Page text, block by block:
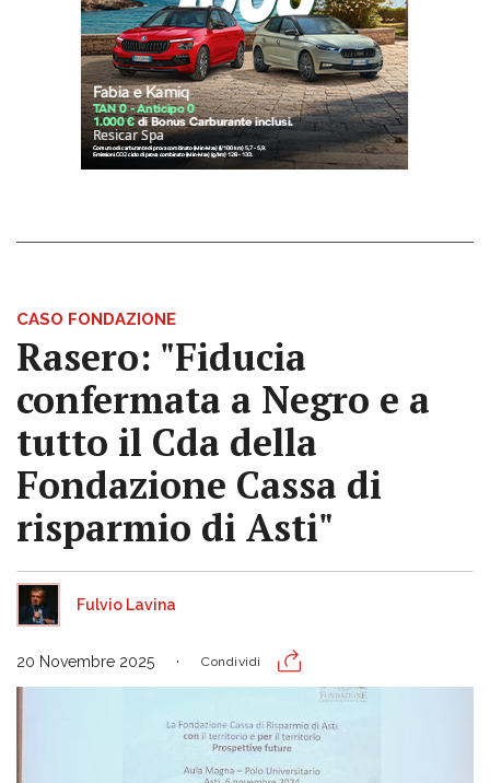
CASO FONDAZIONE
Rasero: "Fiducia
confermata a Negro e a
tutto il Cda della
Fondazione Cassa di
risparmio di Asti"
Fulvio Lavina
20 Novembre 2025 Condividi